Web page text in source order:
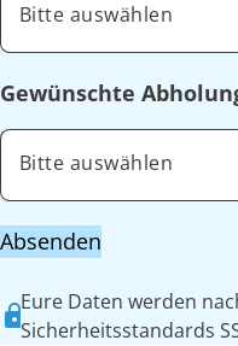
Bitte auswählen
Gewünschte
Bitte auswählen
Absenden
Eure Daten werden
Sicherheitsstandards